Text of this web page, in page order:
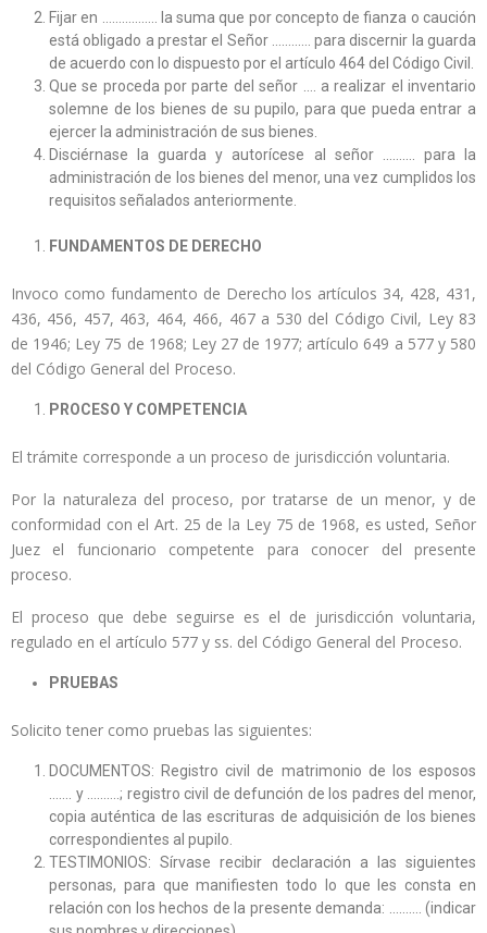
Fijar en …………….. la suma que por concepto de fianza o caución
está obligado a prestar el Señor ………… para discernir la guarda
de acuerdo con lo dispuesto por el artículo 464 del Código Civil.
Que se proceda por parte del señor …. a realizar el inventario
solemne de los bienes de su pupilo, para que pueda entrar a
ejercer la administración de sus bienes.
Disciérnase la guarda y autorícese al señor ………. para la
administración de los bienes del menor, una vez cumplidos los
requisitos señalados anteriormente.
FUNDAMENTOS DE DERECHO
Invoco como fundamento de Derecho los artículos 34, 428, 431,
436, 456, 457, 463, 464, 466, 467 a 530 del Código Civil, Ley 83
de 1946; Ley 75 de 1968; Ley 27 de 1977; artículo 649 a 577 y 580
del Código General del Proceso.
PROCESO Y COMPETENCIA
El trámite corresponde a un proceso de jurisdicción voluntaria.
Por la naturaleza del proceso, por tratarse de un menor, y de
conformidad con el Art. 25 de la Ley 75 de 1968, es usted, Señor
Juez el funcionario competente para conocer del presente
proceso.
El proceso que debe seguirse es el de jurisdicción voluntaria,
regulado en el artículo 577 y ss. del Código General del Proceso.
PRUEBAS
Solicito tener como pruebas las siguientes:
DOCUMENTOS: Registro civil de matrimonio de los esposos
……. y ……….; registro civil de defunción de los padres del menor,
copia auténtica de las escrituras de adquisición de los bienes
correspondientes al pupilo.
TESTIMONIOS: Sírvase recibir declaración a las siguientes
personas, para que manifiesten todo lo que les consta en
relación con los hechos de la presente demanda: ………. (indicar